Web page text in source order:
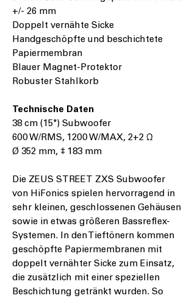
+/- 26 mm
Doppelt vernähte Sicke
Handgeschöpfte und beschichtete
Papiermembran
Blauer Magnet-Protektor
Robuster Stahlkorb
Technische Daten
38 cm (15") Subwoofer
600 W/RMS, 1200 W/MAX, 2+2 Ω
Ø 352 mm, ‡ 183 mm
Die ZEUS STREET ZXS Subwoofer
von HiFonics spielen hervorragend in
sehr kleinen, geschlossenen Gehäusen
sowie in etwas größeren Bassreflex-
Systemen. In den Tieftönern kommen
geschöpfte Papiermembranen mit
doppelt vernähter Sicke zum Einsatz,
die zusätzlich mit einer speziellen
Beschichtung getränkt wurden. So